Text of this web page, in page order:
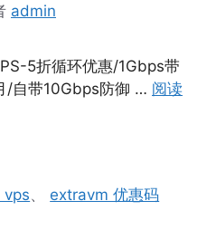
admin
5折循环优惠/1Gbps带
/自带10Gbps防御 … 阅读
vps、 extravm 优惠码